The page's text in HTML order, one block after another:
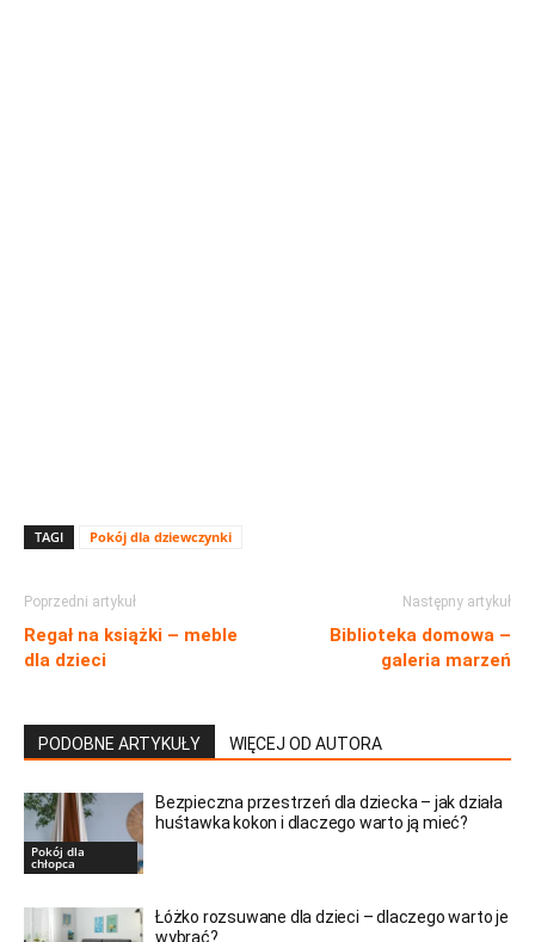
TAGI Pokój dla dziewczynki
Poprzedni artykuł
Regał na książki – meble
dla dzieci
Następny artykuł
Biblioteka domowa –
galeria marzeń
PODOBNE ARTYKUŁY WIĘCEJ OD AUTORA
Pokój dla
chłopca
Bezpieczna przestrzeń dla dziecka – jak działa
huśtawka kokon i dlaczego warto ją mieć?
Łóżko rozsuwane dla dzieci – dlaczego warto je
wybrać?